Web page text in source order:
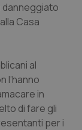
danneggiato
Casa
al
l’hanno
in
di fare gli
per i